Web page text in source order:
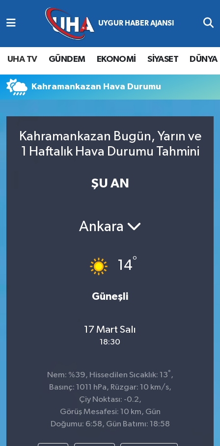
UHA TV GÜNDEM EKONOMİ SİYASET DÜNYA
Kahramankazan Hava Durumu
Kahramankazan Bugün, Yarın ve
1 Haftalık Hava Durumu Tahmini
ŞU AN
Ankara
14°
Güneşli
17 Mart Salı
18:30
Nem: %39, Hissedilen Sıcaklık: 13° ,
Basınç: 1011 hPa, Rüzgar: 10 km/s,
Çiy Noktası: -0.2,
Görüş Mesafesi: 10 km, Gün
Doğumu: 6:58, Gün Batımı: 18:58
Abone Ol
Gündem
Ekonomi
Siyaset
Nöbetçi Eczaneler
Hava Durumu
Namaz Vakitleri
Süper Lig Puan Durumu ve Fikstür
Son Dakika Haberleri